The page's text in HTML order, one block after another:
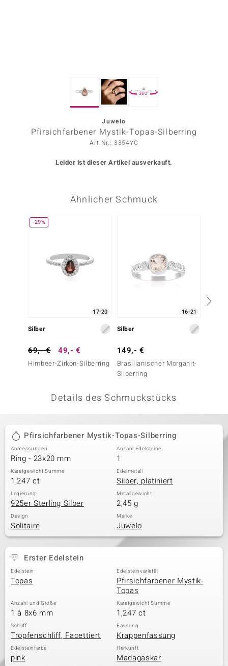
BY DE MELO
Classics
360°
Juwelo
Pfirsichfarbener Mystik-Topas-Silberring
Art.Nr.: 3354YC
Leider ist dieser Artikel ausverkauft.
Ähnlicher Schmuck
-29%
17-20
Silber
69,- € 49,- €
Himbeer-Zirkon-Silberring
16-21
Silber
149,- €
Brasilianischer Morganit-
Silberring
Details des Schmuckstücks
Pfirsichfarbener Mystik-Topas-Silberring
Abmessungen
Ring - 23x20 mm
Anzahl Edelsteine
1
Karatgewicht Summe
1,247 ct
Edelmetall
Silber, platiniert
Legierung
925er Sterling Silber
Metallgewicht
2,45 g
Design
Solitaire
Marke
Juwelo
Erster Edelstein
Edelstein
Topas
Edelsteinvarietät
Pfirsichfarbener Mystik-
Topas
Anzahl und Größe
1 à 8x6 mm
Karatgewicht Summe
1,247 ct
Schliff
Tropfenschliff, Facettiert
Fassung
Krappenfassung
Edelsteinfarbe
pink
Herkunft
Madagaskar